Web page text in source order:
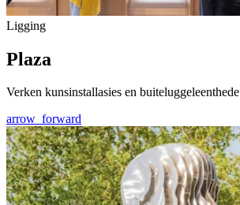
Ligging
Plaza
Verken kunsinstallasies en buiteluggeleenthede
arrow_forward